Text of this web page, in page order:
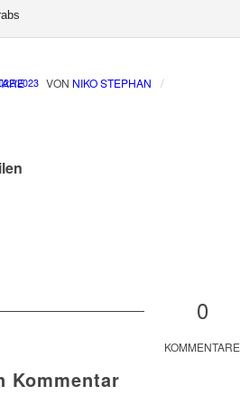
/ VON NIKO STEPHAN /
2023
0
KOMMENTARE
Kommentar